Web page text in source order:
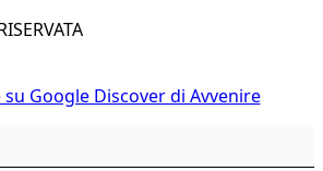
su Google Discover di Avvenire